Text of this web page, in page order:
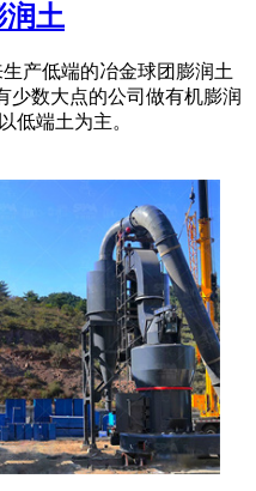
润土
产低端的冶金球团膨润土
少数大点的公司做有机膨润
低端土为主。